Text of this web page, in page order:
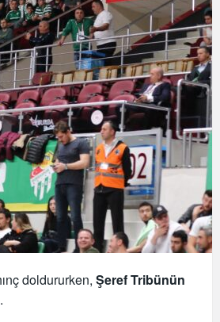
doldururken, Şeref Tribünün